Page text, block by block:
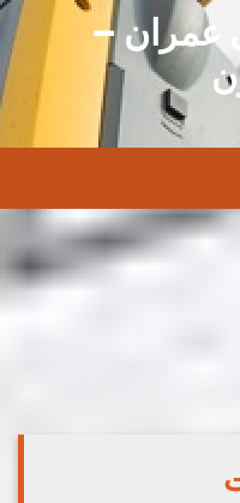
عمران –